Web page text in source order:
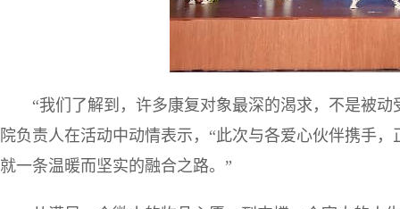
“我们了解到，许多康复对象最深的渴求，不是被
院负责人在活动中动情表示，“此次与各爱心伙伴携手
就一条温暖而坚实的融合之路。”